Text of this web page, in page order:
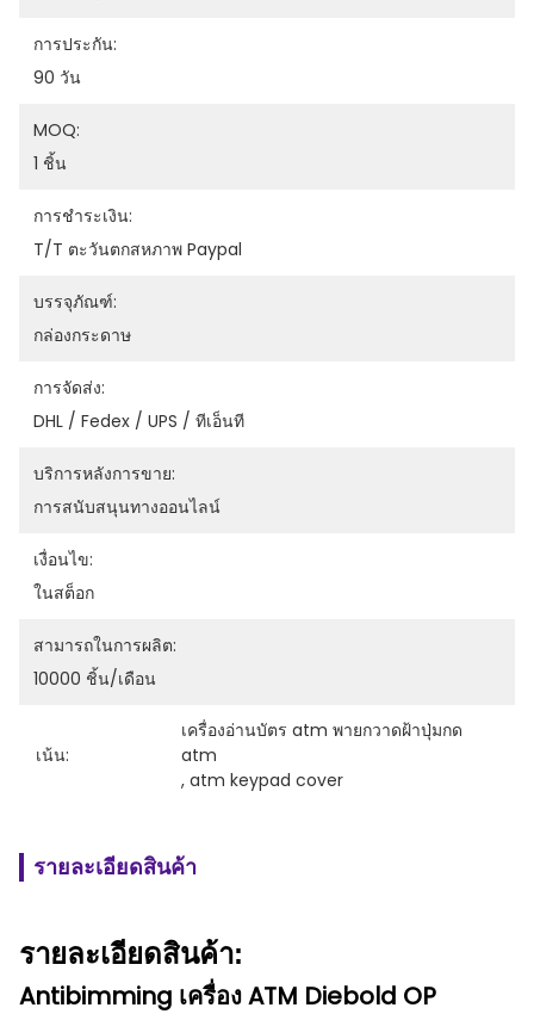
การประกัน:
90 วัน
MOQ:
1 ชิ้น
การชำระเงิน:
T/T ตะวันตกสหภาพ Paypal
บรรจุภัณฑ์:
กล่องกระดาษ
การจัดส่ง:
DHL / Fedex / UPS / ทีเอ็นที
บริการหลังการขาย:
การสนับสนุนทางออนไลน์
เงื่อนไข:
ในสต็อก
สามารถในการผลิต:
10000 ชิ้น/เดือน
เน้น:
เครื่องอ่านบัตร atm พายกวาดฝ้าปุ่มกด
atm
, atm keypad cover
รายละเอียดสินค้า
รายละเอียดสินค้า:
Antibimming เครื่อง ATM Diebold OP